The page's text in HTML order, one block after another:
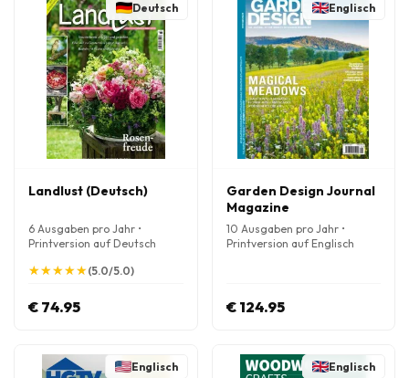
Deutsch
Landlust (Deutsch)
6 Ausgaben pro Jahr •
Printversion auf Deutsch
★
★★
★★
★★
★★
★(5.0/5.0)
€ 74.95
Englisch
Garden Design Journal
Magazine
10 Ausgaben pro Jahr •
Printversion auf Englisch
€ 124.95
Englisch Englisch